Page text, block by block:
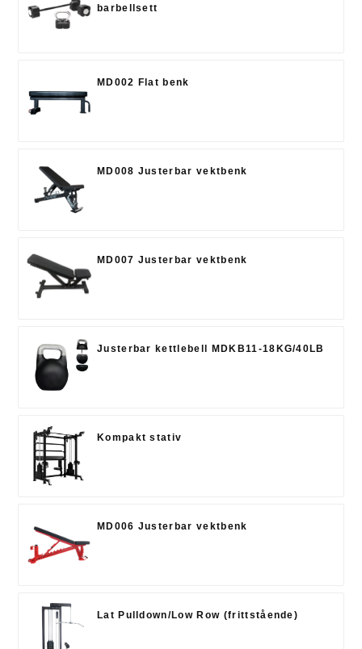
barbellsett
MD002 Flat benk
MD008 Justerbar vektbenk
MD007 Justerbar vektbenk
Justerbar kettlebell MDKB11-18KG/40LB
Kompakt stativ
MD006 Justerbar vektbenk
Lat Pulldown/Low Row (frittstående)